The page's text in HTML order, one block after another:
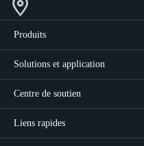
Produits
Solutions et application
Centre de soutien
Liens rapides